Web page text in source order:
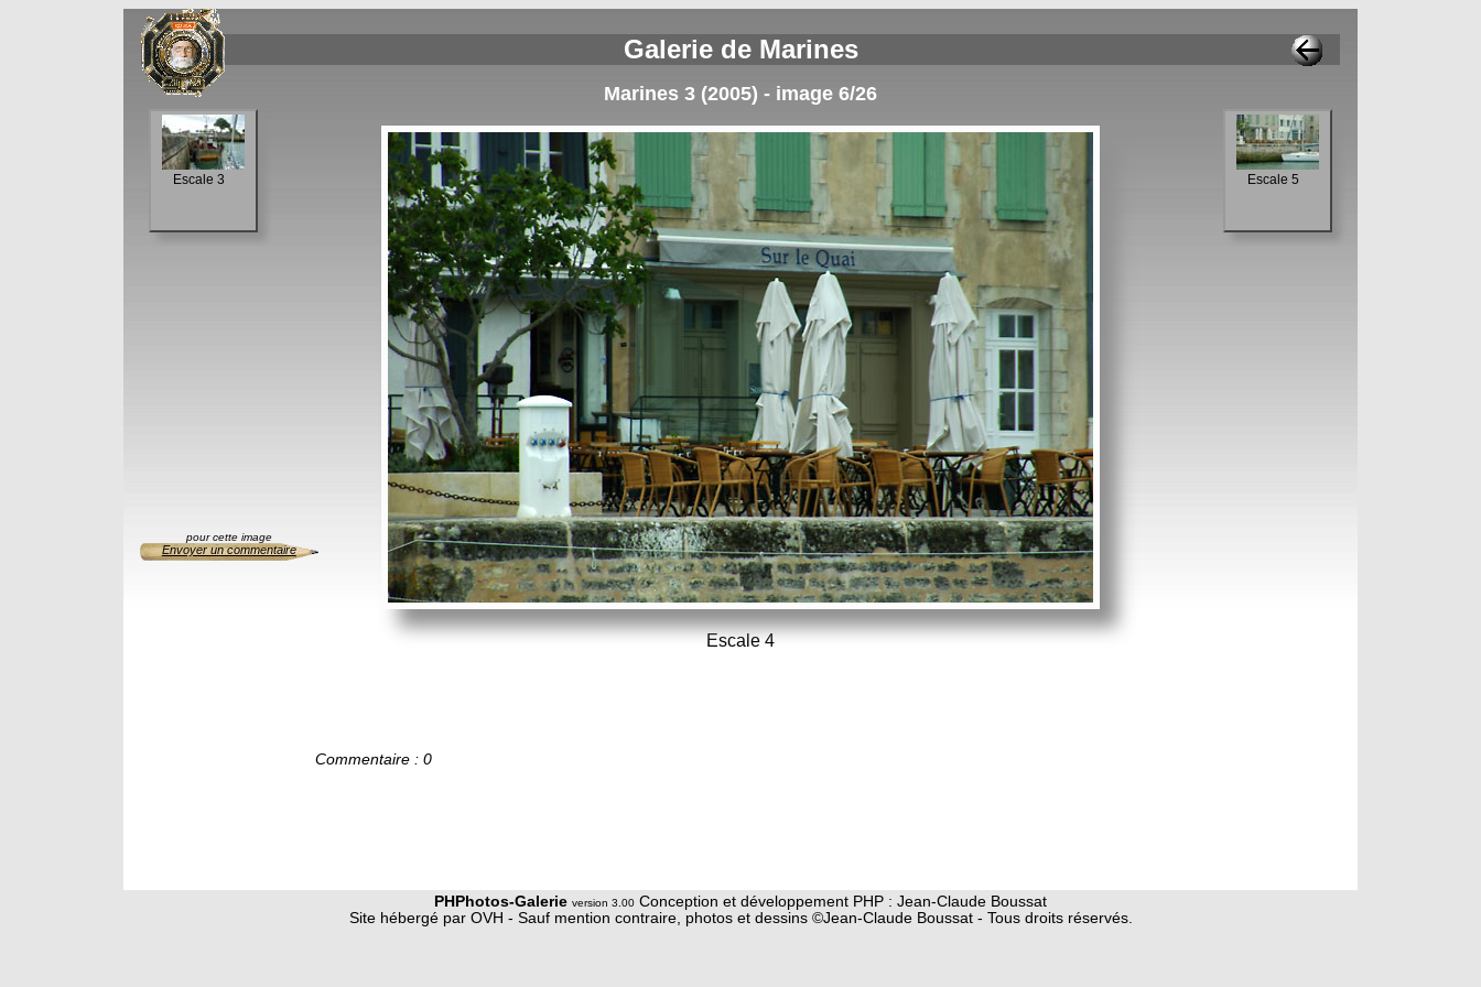
Galerie de Marines
Marines 3 (2005) - image 6/26
Escale 3 Escale 5
pour cette image
Envoyer un commentaire
Escale 4
Commentaire : 0
PHPhotos-Galerie version 3.00 Conception et développement PHP : Jean-Claude Boussat
Site hébergé par OVH - Sauf mention contraire, photos et dessins ©Jean-Claude Boussat - Tous droits réservés.